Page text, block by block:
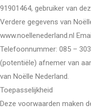
91901464, gebruiker van
Verdere gegevens van
www.noellenederland.nl
Telefoonnummer: 085 –
(potentiële) afnemer van
van Noëlle Nederland.
Toepasselijkheid
Deze voorwaarden maken